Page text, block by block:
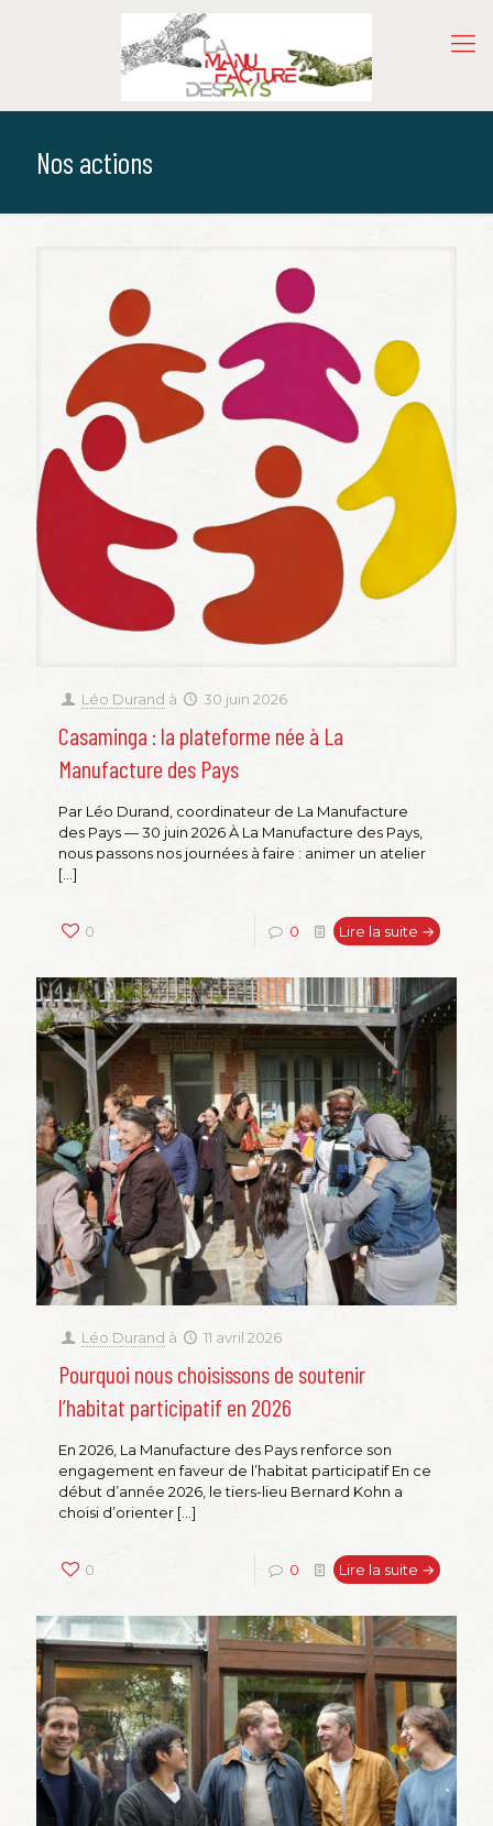
Nos actions
Léo Durand à 30 juin 2026
Casaminga : la plateforme née à La
Manufacture des Pays
Par Léo Durand, coordinateur de La Manufacture
des Pays — 30 juin 2026 À La Manufacture des Pays,
nous passons nos journées à faire : animer un atelier
[…]
0 0 Lire la suite →
Léo Durand à 11 avril 2026
Pourquoi nous choisissons de soutenir
l’habitat participatif en 2026
En 2026, La Manufacture des Pays renforce son
engagement en faveur de l’habitat participatif En ce
début d’année 2026, le tiers-lieu Bernard Kohn a
choisi d’orienter […]
0 0 Lire la suite →